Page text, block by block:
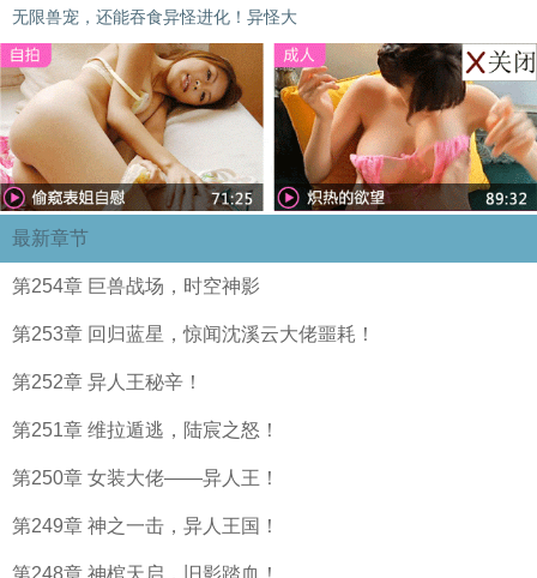
无限兽宠，还能吞食异怪进化！异怪大
最新章节
第254章 巨兽战场，时空神影
第253章 回归蓝星，惊闻沈溪云大佬噩耗！
第252章 异人王秘辛！
第251章 维拉遁逃，陆宸之怒！
第250章 女装大佬——异人王！
第249章 神之一击，异人王国！
第248章 神棺天启，旧影踏血！